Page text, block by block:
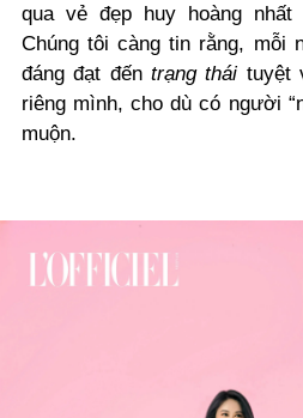
qua vẻ đẹp huy hoàng
Chúng tôi càng tin rằng, mỗi
đáng đạt đến trạng thái tuyệt
riêng mình, cho dù có người
muộn.